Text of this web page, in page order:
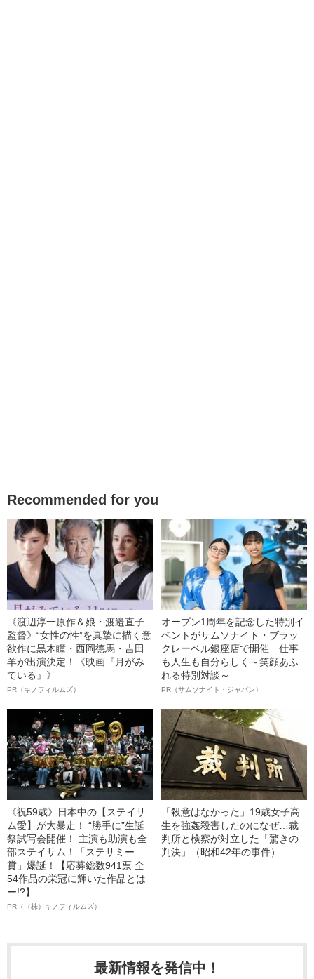
Recommended for you
《渡辺淳一原作＆娘・渡邉直子
監督》“女性の性”を真摯に描く意
欲作に黒木瞳・西岡德馬・吉田
羊が出演決定！《映画『月がみ
ている』》
PR（キノフィルムズ）
オープン1周年を記念した特別イ
ベントがサムソナイト・ブラッ
クレーベル銀座店で開催 仕事
も人生も自分らしく～笑顔あふ
れる特別対談～
PR（サムソナイト・ジャパン）
《祝59歳》日本中の【ステイサ
ム愛】が大暴走！ “勝手に”生誕
祭試写会開催！ 主演も助演も全
部ステイサム！「ステサミー
賞」爆誕！【応募総数941票 全
54作品の栄冠に輝いた作品とは
ー!?】
PR（（株）キノフィルムズ）
「殺意はなかった」19歳女子高
生を強姦殺害したのになぜ…裁
判所と検察が対立した「驚きの
判決」（昭和42年の事件）
最新情報を発信中！